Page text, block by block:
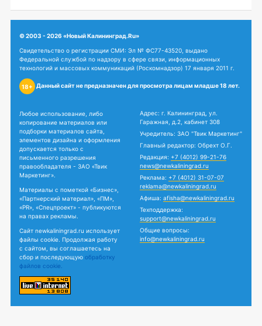
© 2003 - 2026 «Новый Калининград.Ru»
Свидетельство о регистрации СМИ: Эл № ФС77-43520, выдано
Федеральной службой по надзору в сфере связи, информационных
технологий и массовых коммуникаций (Роскомнадзор) 17 января 2011 г.
18+ Данный сайт не предназначен для просмотра лицам младше 18 лет.
Любое использование, либо
копирование материалов или
подборки материалов сайта,
элементов дизайна и оформления
допускается только с
письменного разрешения
правообладателя - ЗАО «Твик
Маркетинг».
Материалы с пометкой «Бизнес»,
«Партнерский материал», «ПМ»,
«PR», «Спецпроект» - публикуются
на правах рекламы.
Сайт newkaliningrad.ru использует
файлы cookie. Продолжая работу
с сайтом, вы соглашаетесь на
сбор и последующую обработку
файлов cookie.
Адрес: г. Калининград, ул.
Гаражная, д.2, кабинет 308
Учредитель: ЗАО "Твик Маркетинг"
Главный редактор: Обрехт О.Г.
Редакция: +7 (4012) 99-21-76
news@newkaliningrad.ru
Реклама: +7 (4012) 31-07-07
reklama@newkaliningrad.ru
Афиша: afisha@newkaliningrad.ru
Техподдержка:
support@newkaliningrad.ru
Общие вопросы:
info@newkaliningrad.ru